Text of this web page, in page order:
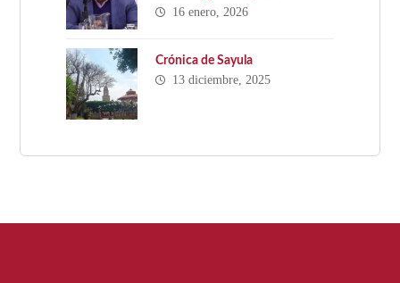
ausente. Hacia una Ley Estatal
16 enero, 2026
Crónica de Sayula
13 diciembre, 2025